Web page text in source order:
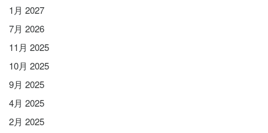
1月 2027
7月 2026
11月 2025
10月 2025
9月 2025
4月 2025
2月 2025